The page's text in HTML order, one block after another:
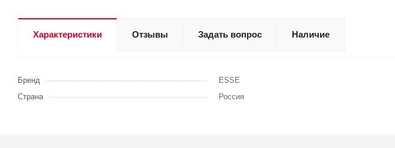
Характеристики Отзывы Задать вопрос Наличие
Бренд
ESSE
Страна
Россия